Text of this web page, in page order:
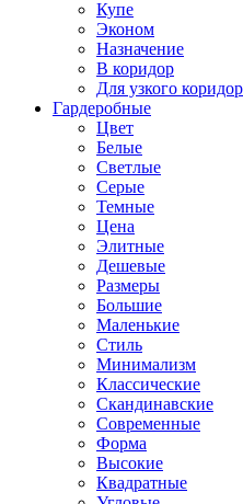
Купе
Эконом
Назначение
В коридор
Для узкого
Гардеробные
Цвет
Белые
Светлые
Серые
Темные
Цена
Элитные
Дешевые
Размеры
Большие
Маленькие
Стиль
Минимализм
Классические
Скандинавские
Современные
Форма
Высокие
Квадратные